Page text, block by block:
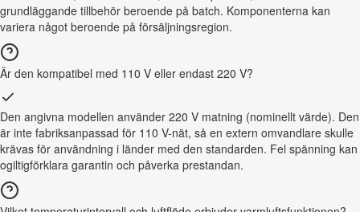
grundläggande tillbehör beroende på batch. Komponenterna kan
variera något beroende på försäljningsregion.
Är den kompatibel med 110 V eller endast 220 V?
Den angivna modellen använder 220 V matning (nominellt värde). Den
är inte fabriksanpassad för 110 V-nät, så en extern omvandlare skulle
krävas för användning i länder med den standarden. Fel spänning kan
ogiltigförklara garantin och påverka prestandan.